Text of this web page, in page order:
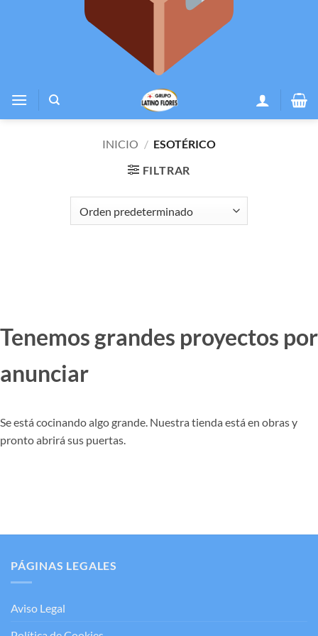
INICIO / ESOTÉRICO
FILTRAR
Tenemos grandes proyectos por
anunciar
Se está cocinando algo grande. Nuestra tienda está en obras y
pronto abrirá sus puertas.
PÁGINAS LEGALES
Aviso Legal